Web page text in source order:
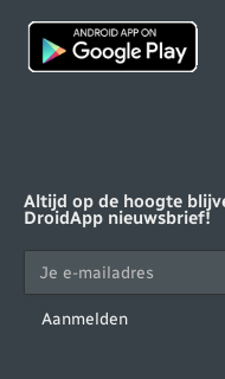
Altijd op de hoogte
DroidApp nieuwsbrief!
Aanmelden